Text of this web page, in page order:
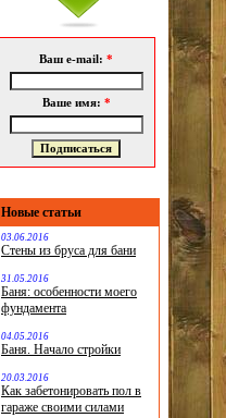
Ваш e-mail: *
Ваше имя: *
Новые статьи
03.06.2016
Стены из бруса для бани
31.05.2016
Баня: особенности моего
фундамента
04.05.2016
Баня. Начало стройки
20.03.2016
Как забетонировать пол в
гараже своими силами